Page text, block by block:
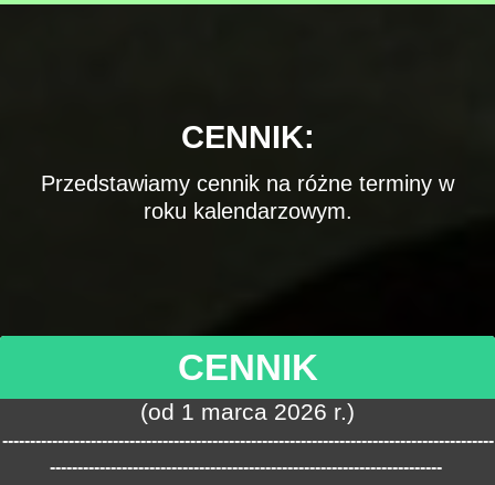
CENNIK:
Przedstawiamy cennik na różne terminy w
roku kalendarzowym.
CENNIK
(od 1 marca 2026 r.)
-----------------------------------------------------------------------------------------
-----------------------------------------------------------------------